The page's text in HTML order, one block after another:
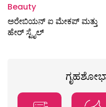
Beauty
ಅರೇಬಿಯನ್ ಐ ಮೇಕಪ್ ಮತ್ತು
ಹೇರ್ ಸ್ಟೈಲ್